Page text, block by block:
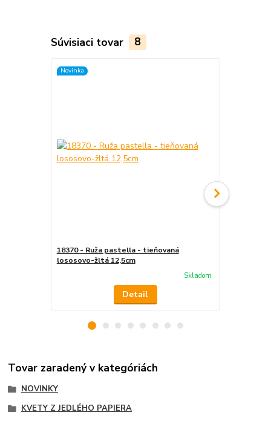
Súvisiaci tovar 8
Novinka
18370 - Ruža pastella - tieňovaná
lososovo-žltá 12,5cm
Skladom
Detail
Tovar zaradený v kategóriách
NOVINKY
KVETY Z JEDLÉHO PAPIERA